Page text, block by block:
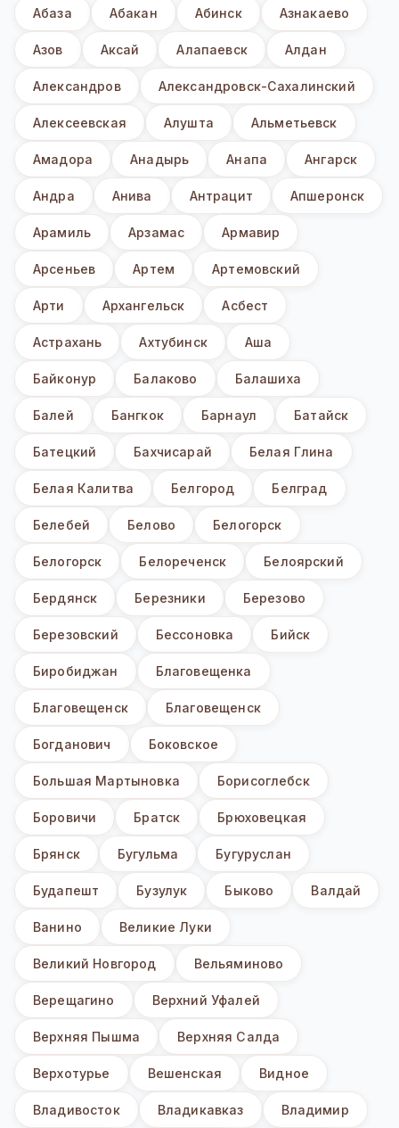
Абаза Абакан Абинск Азнакаево
Азов Аксай Алапаевск Алдан
Александров Александровск-Сахалинский
Алексеевская Алушта Альметьевск
Амадора Анадырь Анапа Ангарск
Андра Анива Антрацит Апшеронск
Арамиль Арзамас Армавир
Арсеньев Артем Артемовский
Арти Архангельск Асбест
Астрахань Ахтубинск Аша
Байконур Балаково Балашиха
Балей Бангкок Барнаул Батайск
Батецкий Бахчисарай Белая Глина
Белая Калитва Белгород Белград
Белебей Белово Белогорск
Белогорск Белореченск Белоярский
Бердянск Березники Березово
Березовский Бессоновка Бийск
Биробиджан Благовещенка
Благовещенск Благовещенск
Богданович Боковское
Большая Мартыновка Борисоглебск
Боровичи Братск Брюховецкая
Брянск Бугульма Бугуруслан
Будапешт Бузулук Быково Валдай
Ванино Великие Луки
Великий Новгород Вельяминово
Верещагино Верхний Уфалей
Верхняя Пышма Верхняя Салда
Верхотурье Вешенская Видное
Владивосток Владикавказ Владимир